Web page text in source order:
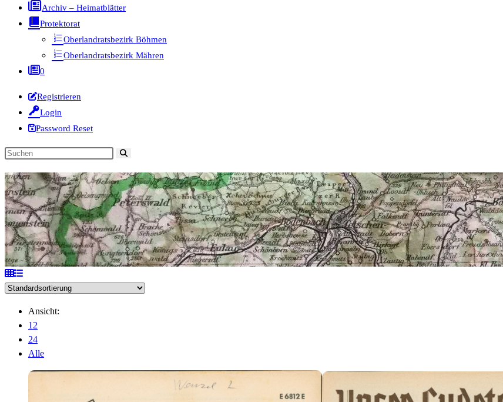
Archiv – Heimatblätter
Protektorat
Oberlandratsbezirk Böhmen
Oberlandratsbezirk Mähren
0
Registrieren
Login
Password Reset
Diese
durchsuchen
Ansicht:
12
24
Alle